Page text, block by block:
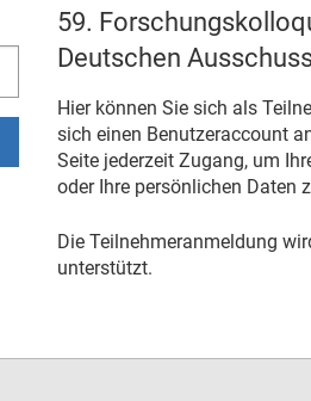
59.
Deutschen
Hier können Sie sich als
sich einen Benutzeraccount
Seite jederzeit Zugang, um
oder Ihre persönlichen Daten
Die Teilnehmeranmeldung
unterstützt.